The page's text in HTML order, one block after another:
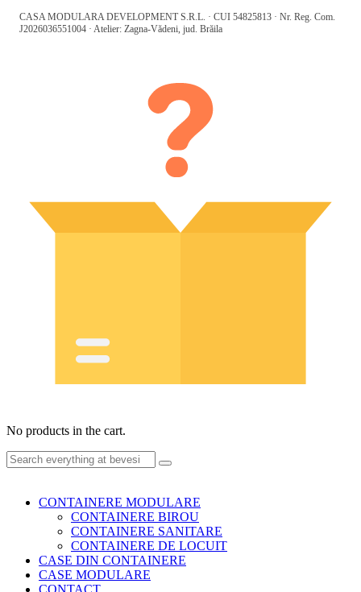
CASA MODULARA DEVELOPMENT S.R.L. · CUI 54825813 · Nr. Reg. Com.
J2026036551004 · Atelier: Zagna-Vădeni, jud. Brăila
No products in the cart.
CONTAINERE MODULARE
CONTAINERE BIROU
CONTAINERE SANITARE
CONTAINERE DE LOCUIT
CASE DIN CONTAINERE
CASE MODULARE
CONTACT